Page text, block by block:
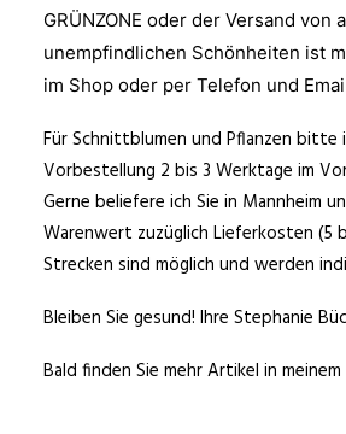
GRÜNZONE oder der Versand von
unempfindlichen Schönheiten ist
im Shop oder per Telefon und
Für Schnittblumen und Pflanzen bitte
Vorbestellung 2 bis 3 Werktage im
Gerne beliefere ich Sie in Mannheim
Warenwert zuzüglich Lieferkosten (5
Strecken sind möglich und werden
Bleiben Sie gesund! Ihre Stephanie
Bald finden Sie mehr Artikel in meinem